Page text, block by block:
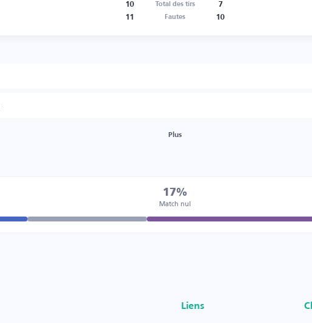
10 Total des tirs
7
11
Fautes 10
Plus
17%
Match nul
Liens